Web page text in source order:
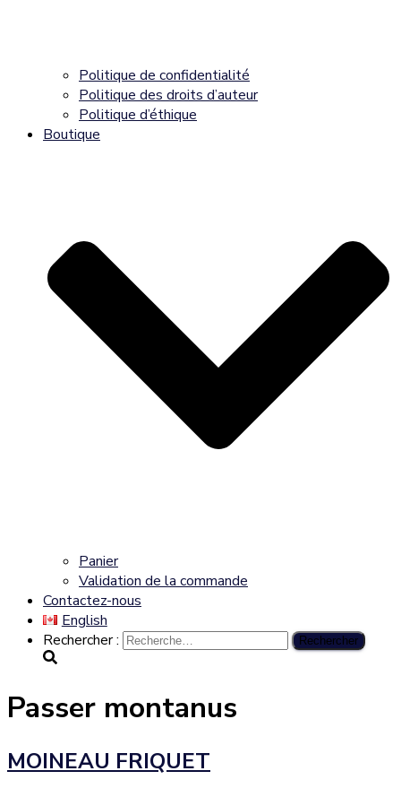
Politique de confidentialité
Politique des droits d’auteur
Politique d’éthique
Boutique
Panier
Validation de la commande
Contactez-nous
English
Rechercher :
Passer montanus
MOINEAU FRIQUET